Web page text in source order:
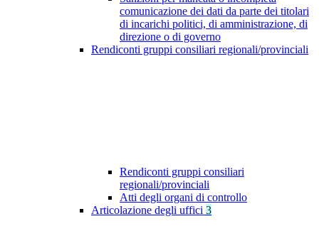
comunicazione dei dati da parte dei titolari
di incarichi politici, di amministrazione, di
direzione o di governo
Rendiconti gruppi consiliari regionali/provinciali
Rendiconti gruppi consiliari
regionali/provinciali
Atti degli organi di controllo
Articolazione degli uffici 3